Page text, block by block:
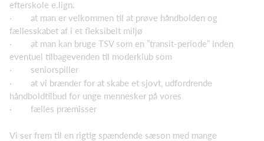
efterskole e.lign.
· at man er velkommen til at prøve håndbolden og
fællesskabet af i et fleksibelt miljø
· at man kan bruge TSV som en ”transit-periode” inden
eventuel tilbagevenden til moderklub som
· seniorspiller
· at vi brænder for at skabe et sjovt, udfordrende
håndboldtilbud for unge mennesker på vores
· fælles præmisser
Vi ser frem til en rigtig spændende sæson med mange